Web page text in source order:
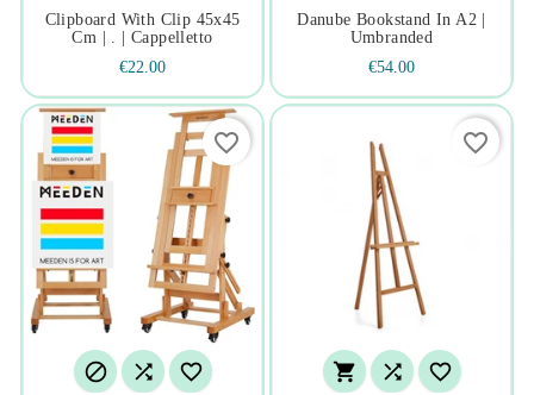
Clipboard With Clip 45x45
Cm | . | Cappelletto
€22.00
Danube Bookstand In A2 |
Umbranded
€54.00
  
favorite_border
  
favorite_border